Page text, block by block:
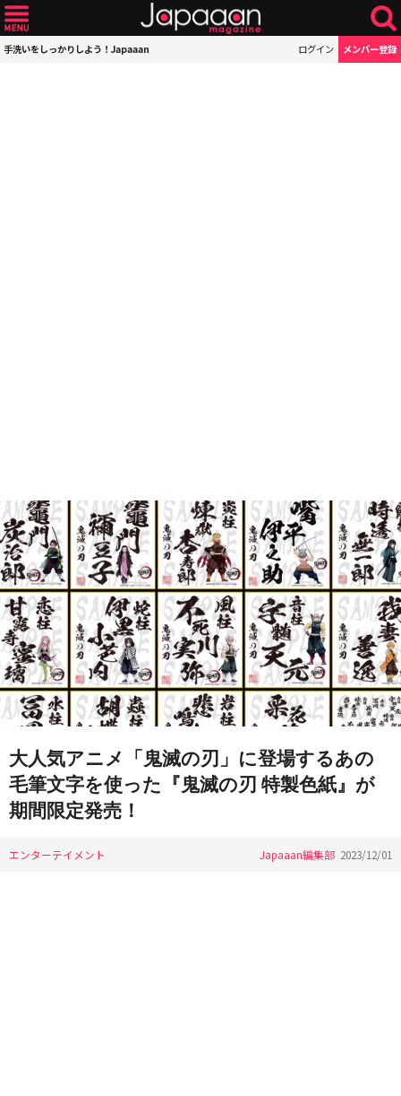
手洗いをしっかりしよう！Japaaan ログイン メンバー登録
大人気アニメ「鬼滅の刃」に登場するあの
毛筆文字を使った『鬼滅の刃 特製色紙』が
期間限定発売！
エンターテイメント Japaaan編集部 2023/12/01